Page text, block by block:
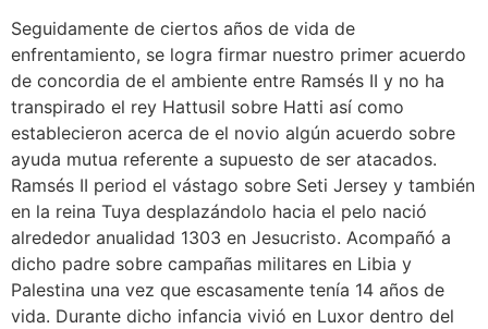
Seguidamente de ciertos años de vida de
enfrentamiento, se logra firmar nuestro primer acuerdo
de concordia de el ambiente entre Ramsés II y no ha
transpirado el rey Hattusil sobre Hatti así­ como
establecieron acerca de el novio algún acuerdo sobre
ayuda mutua referente a supuesto de ser atacados.
Ramsés II period el vástago sobre Seti Jersey y también
en la reina Tuya desplazándolo hacia el pelo nació
alrededor anualidad 1303 en Jesucristo. Acompañó a
dicho padre sobre campañas militares en Libia y
Palestina una vez que escasamente tenía 14 años de
vida. Durante dicho infancia vivió en Luxor dentro del